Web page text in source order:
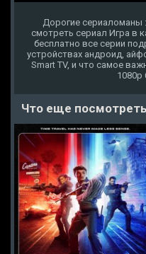
Дорогие сериаломаны
смотреть сериал Игра в
бесплатно все серии
устройствах андроид,
Smart TV, и что самое
1080p
Что еще посмотреть